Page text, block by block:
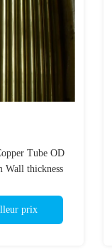
Tube OD
Wall thickness
prix